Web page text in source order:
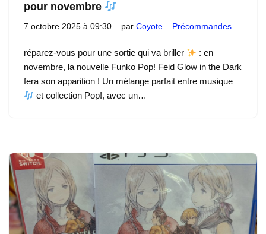
pour novembre
7 octobre 2025 à 09:30 par Coyote Précommandes
réparez-vous pour une sortie qui va briller
: en
novembre, la nouvelle Funko Pop! Feid Glow in the Dark
fera son apparition ! Un mélange parfait entre musique
et collection Pop!, avec un…